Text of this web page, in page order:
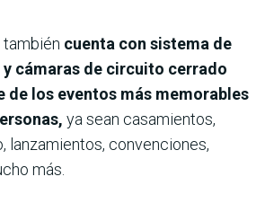
también cuenta con sistema de
cámaras de circuito cerrado
de los eventos más memorables
ya sean casamientos,
lanzamientos, convenciones,
más.